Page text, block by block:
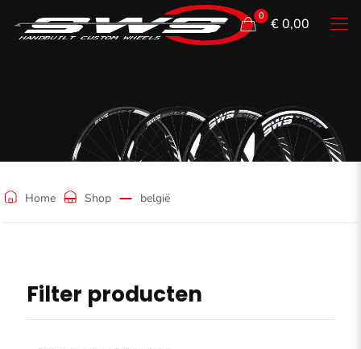
0 € 0,00
belgië
Home Shop belgië
Filter producten